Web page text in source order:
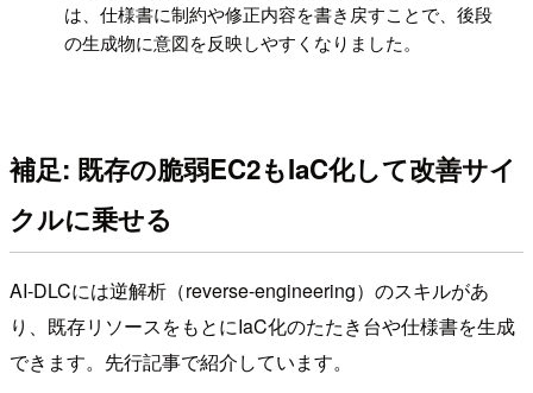
は、仕様書に制約や修正内容を書き戻すことで、後段
の生成物に意図を反映しやすくなりました。
補足: 既存の脆弱EC2もIaC化して改善サイ
クルに乗せる
AI-DLCには逆解析（reverse-engineering）のスキルがあ
り、既存リソースをもとにIaC化のたたき台や仕様書を生成
できます。先行記事で紹介しています。